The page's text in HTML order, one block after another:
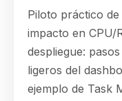
Piloto práctico
impacto en CPU/
despliegue:
ligeros del
ejemplo de Task